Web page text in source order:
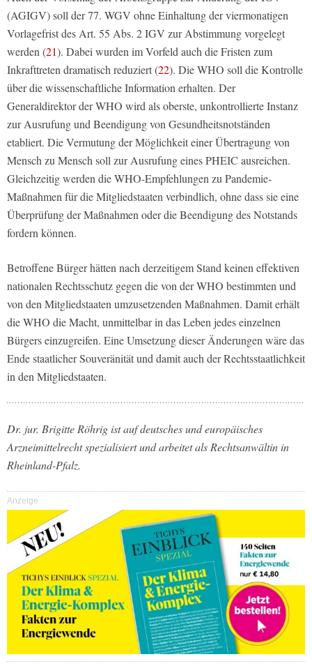
(AGIGV) soll der 77. WGV ohne Einhaltung der viermonatigen
Vorlagefrist des Art. 55 Abs. 2 IGV zur Abstimmung vorgelegt
werden (21). Dabei wurden im Vorfeld auch die Fristen zum
Inkrafttreten dramatisch reduziert (22). Die WHO soll die Kontrolle
über die wissenschaftliche Information erhalten. Der
Generaldirektor der WHO wird als oberste, unkontrollierte Instanz
zur Ausrufung und Beendigung von Gesundheitsnotständen
etabliert. Die Vermutung der Möglichkeit einer Übertragung von
Mensch zu Mensch soll zur Ausrufung eines PHEIC ausreichen.
Gleichzeitig werden die WHO-Empfehlungen zu Pandemie-
Maßnahmen für die Mitgliedstaaten verbindlich, ohne dass sie eine
Überprüfung der Maßnahmen oder die Beendigung des Notstands
fordern können.
Betroffene Bürger hätten nach derzeitigem Stand keinen effektiven
nationalen Rechtsschutz gegen die von der WHO bestimmten und
von den Mitgliedstaaten umzusetzenden Maßnahmen. Damit erhält
die WHO die Macht, unmittelbar in das Leben jedes einzelnen
Bürgers einzugreifen. Eine Umsetzung dieser Änderungen wäre das
Ende staatlicher Souveränität und damit auch der Rechtsstaatlichkeit
in den Mitgliedstaaten.
Dr. jur. Brigitte Röhrig ist auf deutsches und europäisches
Arzneimittelrecht spezialisiert und arbeitet als Rechtsanwältin in
Rheinland-Pfalz.
Anzeige